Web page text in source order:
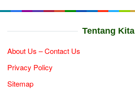
Tentang Kita
About Us – Contact Us
Privacy Policy
Sitemap